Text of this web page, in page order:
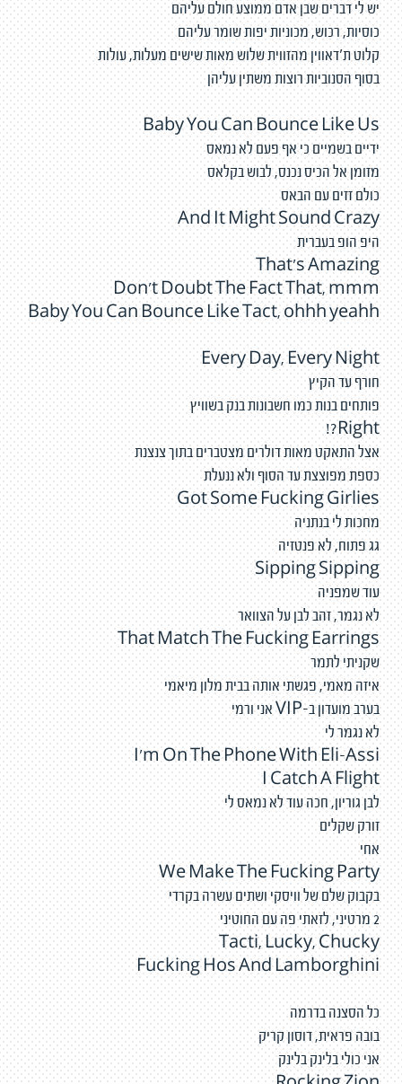
יש לי דברים שבן אדם ממוצע חולם עליהם
כוסיות, רכוש, מכוניות יפות שומר עליהם
קלוט ת'דאווין מהזווית שלוש מאות שישים מעלות, עולות
בסוף הסנוביות רוצות משתין עליהן
Baby You Can Bounce Like Us
ידיים בשמיים כי אף פעם לא נמאס
מזומן אל הכיס נכנס, לבוש בקלאס
כולם זזים עם הבאס
And It Might Sound Crazy
היפ הופ בעברית
That's Amazing
Don't Doubt The Fact That, mmm
Baby You Can Bounce Like Tact, ohhh yeahh
Every Day, Every Night
חורף עד הקיץ
פותחים בנות כמו חשבונות בנק בשוויץ
Right?!
אצל התאקט מאות דולרים מצטברים בתוך צנצנת
כספת מפוצצת עד הסוף ולא ננעלת
Got Some Fucking Girlies
מחכות לי בנתניה
גג פתוח, לא פנטזיה
Sipping Sipping
עוד שמפניה
לא נגמר, זהב לבן על הצוואר
That Match The Fucking Earrings
שקניתי לתמר
איזה מאמי, פגשתי אותה בבית מלון מיאמי
בערב מועדון ב-VIP אני ורמי
לא נגמר לי
I'm On The Phone With Eli-Assi
I Catch A Flight
לבן גוריון, חכה עוד לא נמאס לי
זורק שקלים
אחי
We Make The Fucking Party
בקבוק שלם של וויסקי ושתים עשרה בקרדי
2 מרטיני, לזאתי פה עם החוטיני
Tacti, Lucky, Chucky
Fucking Hos And Lamborghini
כל הסצנה בדרמה
בובה פראית, דוסון קריק
אני כולי בלינק בלינק